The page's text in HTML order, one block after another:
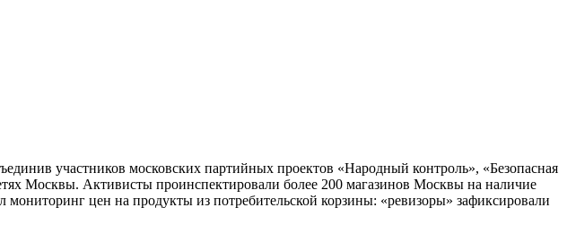
участников московских партийных проектов «Народный контроль», «Безопасная
Москвы. Активисты проинспектировали более 200 магазинов Москвы на наличие
цен на продукты из потребительской корзины: «ревизоры» зафиксировали